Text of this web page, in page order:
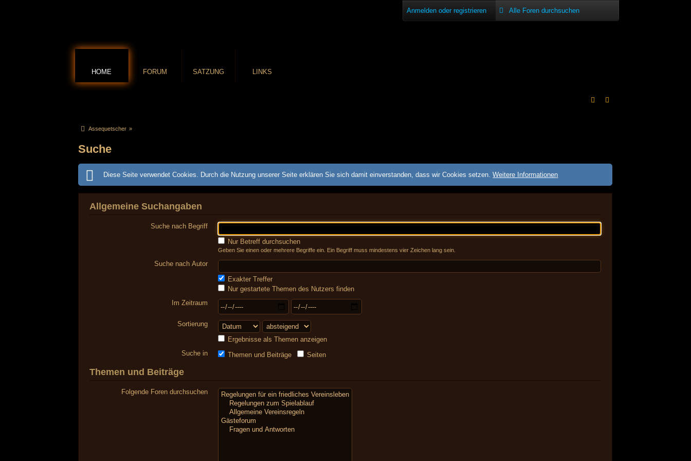
Anmelden oder registrieren
HOME FORUM SATZUNG LINKS
Assequetscher »
Suche
Diese Seite verwendet Cookies. Durch die Nutzung unserer Seite erklären Sie sich damit einverstanden, dass wir Cookies setzen.Weitere Informationen
Allgemeine Suchangaben
Suche nach Begriff
Nur Betreff durchsuchen
Geben Sie einen oder mehrere Begriffe ein. Ein Begriff muss mindestens vier Zeichen lang sein.
Suche nach Autor
Exakter Treffer
Nur gestartete Themen des Nutzers finden
Im Zeitraum
Sortierung
Ergebnisse als Themen anzeigen
Suche in
Themen und Beiträge Seiten
Themen und Beiträge
Folgende Foren durchsuchen